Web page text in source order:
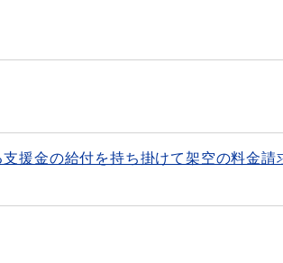
援金の給付を持ち掛けて架空の料金請